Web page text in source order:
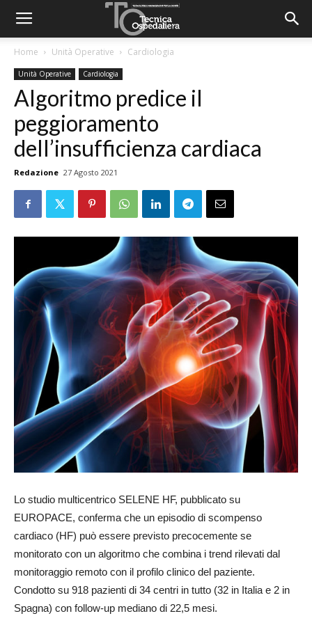
Home Unità Operative Cardiologia
Unità Operative Cardiologia
Algoritmo predice il
peggioramento
dell’insufficienza cardiaca
Redazione 27 Agosto 2021
Lo studio multicentrico SELENE HF, pubblicato su
EUROPACE, conferma che un episodio di scompenso
cardiaco (HF) può essere previsto precocemente se
monitorato con un algoritmo che combina i trend rilevati dal
monitoraggio remoto con il profilo clinico del paziente.
Condotto su 918 pazienti di 34 centri in tutto (32 in Italia e 2 in
Spagna) con follow-up mediano di 22,5 mesi.